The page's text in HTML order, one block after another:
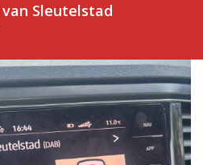
Sleutelstad
1 van 0 Volgend uur